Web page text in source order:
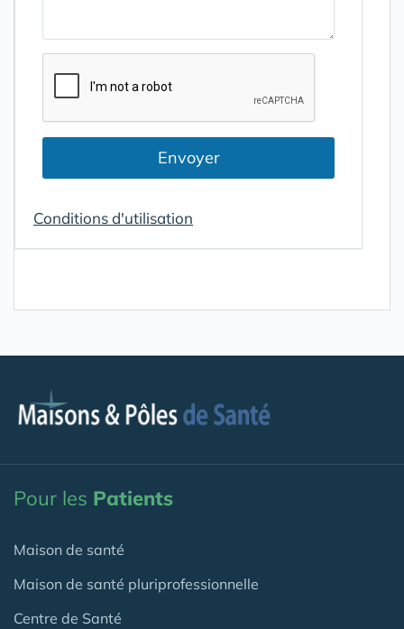
Envoyer
Conditions d'utilisation
Pour les Patients
Maison de santé
Maison de santé pluriprofessionnelle
Centre de Santé